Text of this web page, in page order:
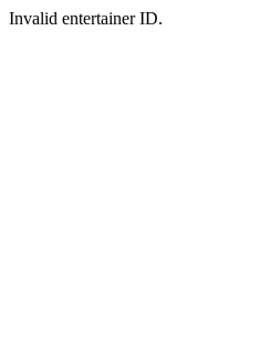
Invalid entertainer ID.